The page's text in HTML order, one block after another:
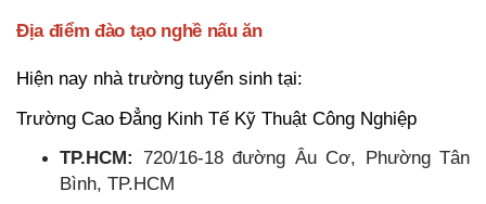
Địa điểm đào tạo nghề nấu ăn
Hiện nay nhà trường tuyển sinh tại:
Trường Cao Đẳng Kinh Tế Kỹ Thuật Công Nghiệp
TP.HCM: 720/16-18 đường Âu Cơ, Phường Tân
Bình, TP.HCM